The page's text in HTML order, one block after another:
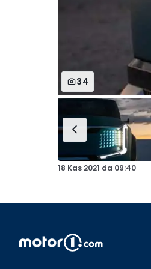
34
18 Kas 2021 da 09:40